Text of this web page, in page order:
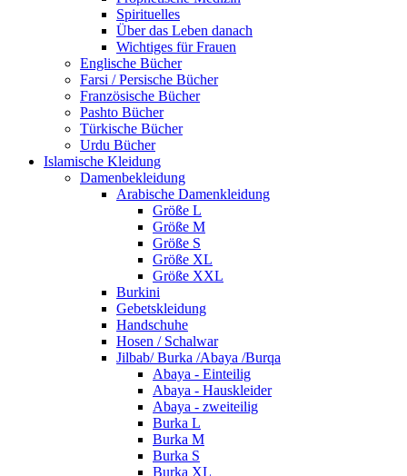
Spirituelles
Über das Leben danach
Wichtiges für Frauen
Englische Bücher
Farsi / Persische Bücher
Französische Bücher
Pashto Bücher
Türkische Bücher
Urdu Bücher
Islamische Kleidung
Damenbekleidung
Arabische Damenkleidung
Größe L
Größe M
Größe S
Größe XL
Größe XXL
Burkini
Gebetskleidung
Handschuhe
Hosen / Schalwar
Jilbab/ Burka /Abaya /Burqa
Abaya - Einteilig
Abaya - Hauskleider
Abaya - zweiteilig
Burka L
Burka M
Burka S
Burka XL